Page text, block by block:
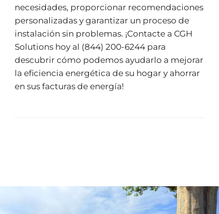
necesidades, proporcionar recomendaciones
personalizadas y garantizar un proceso de
instalación sin problemas. ¡Contacte a CGH
Solutions hoy al (844) 200-6244 para
descubrir cómo podemos ayudarlo a mejorar
la eficiencia energética de su hogar y ahorrar
en sus facturas de energía!